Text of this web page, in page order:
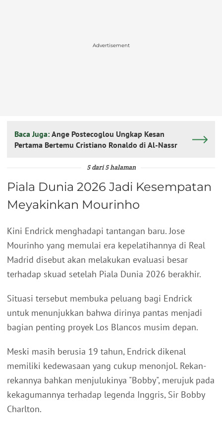
Advertisement
Baca Juga: Ange Postecoglou Ungkap Kesan
Pertama Bertemu Cristiano Ronaldo di Al-Nassr
5 dari 5 halaman
Piala Dunia 2026 Jadi Kesempatan
Meyakinkan Mourinho
Kini Endrick menghadapi tantangan baru. Jose
Mourinho yang memulai era kepelatihannya di Real
Madrid disebut akan melakukan evaluasi besar
terhadap skuad setelah Piala Dunia 2026 berakhir.
Situasi tersebut membuka peluang bagi Endrick
untuk menunjukkan bahwa dirinya pantas menjadi
bagian penting proyek Los Blancos musim depan.
Meski masih berusia 19 tahun, Endrick dikenal
memiliki kedewasaan yang cukup menonjol. Rekan-
rekannya bahkan menjulukinya "Bobby", merujuk pada
kekagumannya terhadap legenda Inggris, Sir Bobby
Charlton.